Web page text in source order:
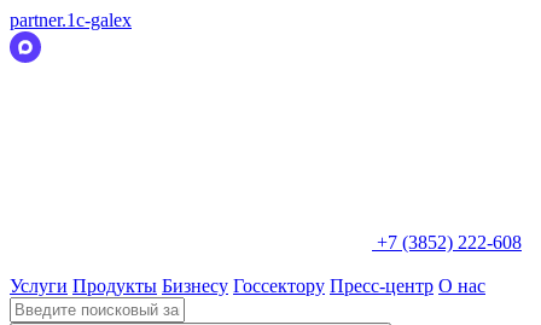
partner.1c-galex
+7 (3852) 222-608
Услуги Продукты Бизнесу Госсектору Пресс-центр О нас